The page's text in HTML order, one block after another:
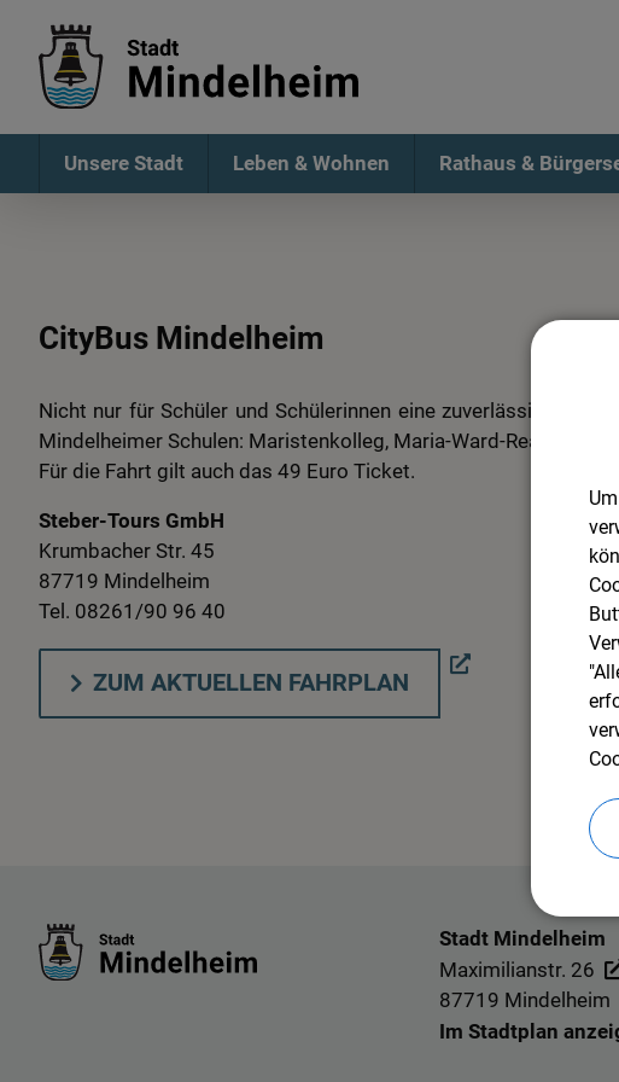
Unsere Stadt Leben & Wohnen Rathaus &
CityBus Mindelheim
Nicht nur für Schüler und Schülerinnen eine zuverlässige
Mindelheimer Schulen: Maristenkolleg, Maria-Ward-Realschule
Für die Fahrt gilt auch das 49 Euro Ticket.
Steber-Tours GmbH
Krumbacher Str. 45
87719 Mindelheim
Tel. 08261/90 96 40
ZUM AKTUELLEN FAHRPLAN
Stadt Mindelheim
Maximilianstr. 26
87719 Mindelheim
Im Stadtplan